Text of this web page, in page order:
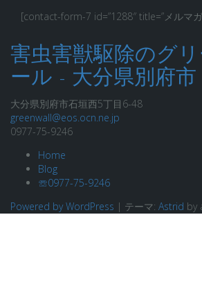
[contact-form-7 id=”1288″ title=”メルマ
害虫害獣駆除のグ
ール - 大分県別府市
大分県別府市石垣西5丁目6-48
greenwall@eos.ocn.ne.jp
0977-75-9246
Home
Blog
☏0977-75-9246
Powered by WordPress | テーマ: Astrid by